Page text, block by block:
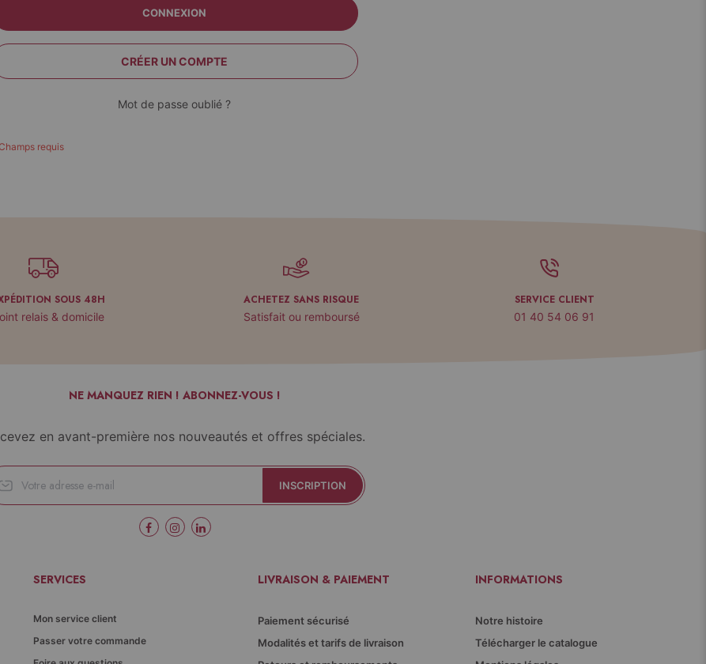
CONNEXION
CRÉER UN COMPTE
Mot de passe oublié ?
SOUS 48H
relais & domicile
ACHETEZ SANS RISQUE
Satisfait ou remboursé
SERVICE CLIENT
01 40 54 06 91
NE MANQUEZ RIEN ! ABONNEZ-VOUS !
en avant-première nos nouveautés et offres spéciales.
INSCRIPTION
SERVICES
Mon service client
Passer votre commande
LIVRAISON & PAIEMENT
Paiement sécurisé
Modalités et tarifs de livraison
INFORMATIONS
Notre histoire
Télécharger le catalogue